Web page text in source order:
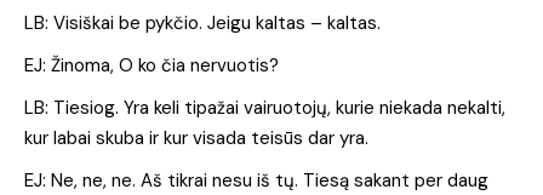
LB: Visiškai be pykčio. Jeigu kaltas – kaltas.
EJ: Žinoma, O ko čia nervuotis?
LB: Tiesiog. Yra keli tipažai vairuotojų, kurie niekada nekalti,
kur labai skuba ir kur visada teisūs dar yra.
EJ: Ne, ne, ne. Aš tikrai nesu iš tų. Tiesą sakant per daug